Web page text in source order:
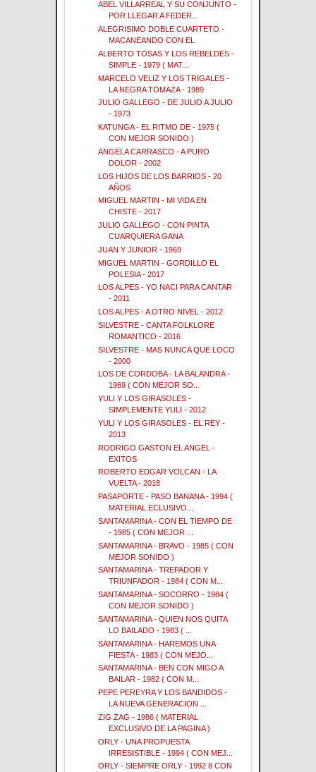
ABEL VILLARREAL Y SU CONJUNTO -
POR LLEGAR A FEDER...
ALEGRISIMO DOBLE CUARTETO -
MACANEANDO CON EL
ALBERTO TOSAS Y LOS REBELDES -
SIMPLE - 1979 ( MAT...
MARCELO VELIZ Y LOS TRIGALES -
LA NEGRA TOMAZA - 1989
JULIO GALLEGO - DE JULIO A JULIO
- 1973
KATUNGA - EL RITMO DE - 1975 (
CON MEJOR SONIDO )
ANGELA CARRASCO - A PURO
DOLOR - 2002
LOS HIJOS DE LOS BARRIOS - 20
AÑOS
MIGUEL MARTIN - MI VIDA EN
CHISTE - 2017
JULIO GALLEGO - CON PINTA
CUARQUIERA GANA
JUAN Y JUNIOR - 1969
MIGUEL MARTIN - GORDILLO EL
POLESIA - 2017
LOS ALPES - YO NACI PARA CANTAR
- 2011
LOS ALPES - A OTRO NIVEL - 2012
SILVESTRE - CANTA FOLKLORE
ROMANTICO - 2016
SILVESTRE - MAS NUNCA QUE LOCO
- 2000
LOS DE CORDOBA - LA BALANDRA -
1969 ( CON MEJOR SO...
YULI Y LOS GIRASOLES -
SIMPLEMENTE YULI - 2012
YULI Y LOS GIRASOLES - EL REY -
2013
RODRIGO GASTON EL ANGEL -
EXITOS
ROBERTO EDGAR VOLCAN - LA
VUELTA - 2018
PASAPORTE - PASO BANANA - 1994 (
MATERIAL ECLUSIVO...
SANTAMARINA - CON EL TIEMPO DE
- 1985 ( CON MEJOR ...
SANTAMARINA - BRAVO - 1985 ( CON
MEJOR SONIDO )
SANTAMARINA - TREPADOR Y
TRIUNFADOR - 1984 ( CON M...
SANTAMARINA - SOCORRO - 1984 (
CON MEJOR SONIDO )
SANTAMARINA - QUIEN NOS QUITA
LO BAILADO - 1983 ( ...
SANTAMARINA - HAREMOS UNA
FIESTA - 1983 ( CON MEJO...
SANTAMARINA - BEN CON MIGO A
BAILAR - 1982 ( CON M...
PEPE PEREYRA Y LOS BANDIDOS -
LA NUEVA GENERACION ...
ZIG ZAG - 1986 ( MATERIAL
EXCLUSIVO DE LA PAGINA )
ORLY - UNA PROPUESTA
IRRESISTIBLE - 1994 ( CON MEJ...
ORLY - SIEMPRE ORLY - 1992 8 CON